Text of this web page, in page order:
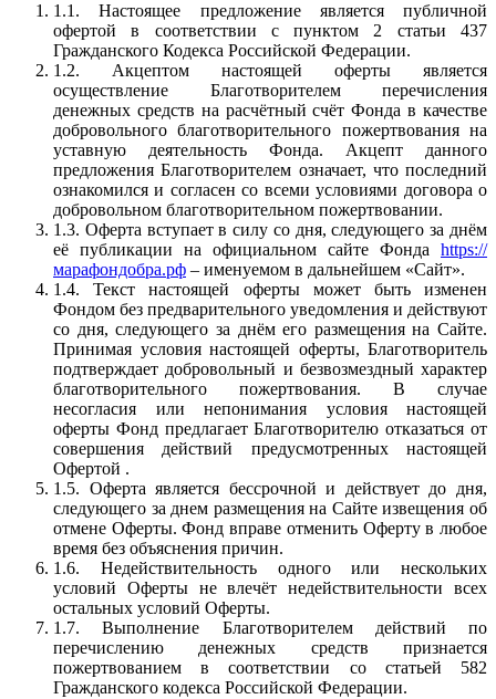
1.1. Настоящее предложение является публичной
офертой в соответствии с пунктом 2 статьи 437
Гражданского Кодекса Российской Федерации.
1.2. Акцептом настоящей оферты является
осуществление Благотворителем перечисления
денежных средств на расчётный счёт Фонда в качестве
добровольного благотворительного пожертвования на
уставную деятельность Фонда. Акцепт данного
предложения Благотворителем означает, что последний
ознакомился и согласен со всеми условиями договора о
добровольном благотворительном пожертвовании.
1.3. Оферта вступает в силу со дня, следующего за днём
её публикации на официальном сайте Фонда https://
марафондобра.рф – именуемом в дальнейшем «Сайт».
1.4. Текст настоящей оферты может быть изменен
Фондом без предварительного уведомления и действуют
со дня, следующего за днём его размещения на Сайте.
Принимая условия настоящей оферты, Благотворитель
подтверждает добровольный и безвозмездный характер
благотворительного пожертвования. В случае
несогласия или непонимания условия настоящей
оферты Фонд предлагает Благотворителю отказаться от
совершения действий предусмотренных настоящей
Офертой .
1.5. Оферта является бессрочной и действует до дня,
следующего за днем размещения на Сайте извещения об
отмене Оферты. Фонд вправе отменить Оферту в любое
время без объяснения причин.
1.6. Недействительность одного или нескольких
условий Оферты не влечёт недействительности всех
остальных условий Оферты.
1.7. Выполнение Благотворителем действий по
перечислению денежных средств признается
пожертвованием в соответствии со статьей 582
Гражданского кодекса Российской Федерации.